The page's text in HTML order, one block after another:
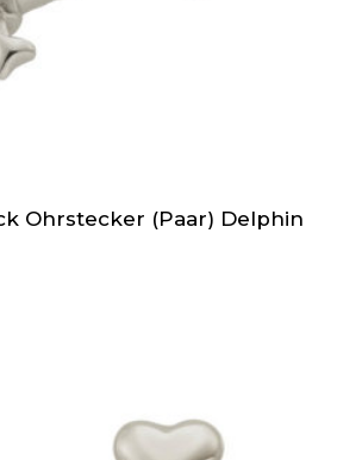
Ohrstecker (Paar) Delphin